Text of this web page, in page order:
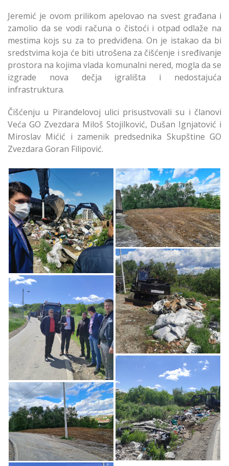
Jeremić je ovom prilikom apelovao na svest građana i
zamolio da se vodi računa o čistoći i otpad odlaže na
mestima kojs su za to predviđena. On je istakao da bi
sredstvima koja će biti utrošena za čišćenje i sređivanje
prostora na kojima vlada komunalni nered, mogla da se
izgrade nova dečja igrališta i nedostajuća
infrastruktura.
Čišćenju u Pirandelovoj ulici prisustvovali su i članovi
Veća GO Zvezdara Miloš Stojilković, Dušan Ignjatović i
Miroslav Mićić i zamenik predsednika Skupštine GO
Zvezdara Goran Filipović.
Uklonjena Deponija u
Pirandelovoj Ulici na
Zvezdari
Uklonjena Deponija u
Pirandelovoj Ulici na
Zvezdari
Uklonjena Deponija u
Pirandelovoj Ulici na
Zvezdari
Uklonjena Deponija u
Pirandelovoj Ulici na
Zvezdari
Uklonjena Deponija u
Pirandelovoj Ulici na
Zvezdari
Uklonjena Deponija u
Pirandelovoj Ulici na
Zvezdari